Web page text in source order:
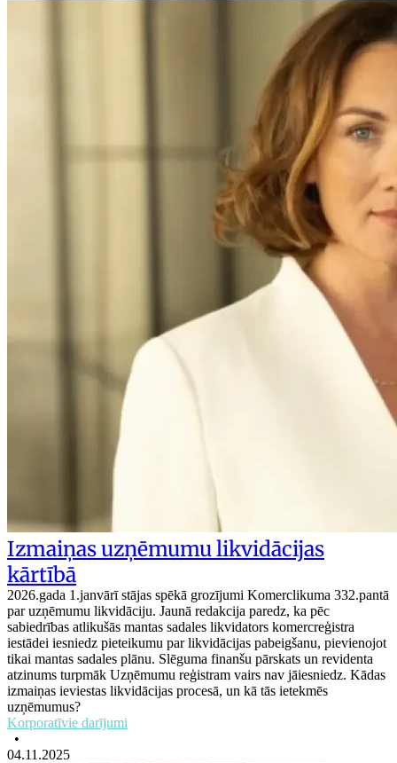
Izmaiņas uzņēmumu likvidācijas
kārtībā
2026.gada 1.janvārī stājas spēkā grozījumi Komerclikuma 332.pantā
par uzņēmumu likvidāciju. Jaunā redakcija paredz, ka pēc
sabiedrības atlikušās mantas sadales likvidators komercreģistra
iestādei iesniedz pieteikumu par likvidācijas pabeigšanu, pievienojot
tikai mantas sadales plānu. Slēguma finanšu pārskats un revidenta
atzinums turpmāk Uzņēmumu reģistram vairs nav jāiesniedz. Kādas
izmaiņas ieviestas likvidācijas procesā, un kā tās ietekmēs
uzņēmumus?
Korporatīvie darījumi
•
04.11.2025